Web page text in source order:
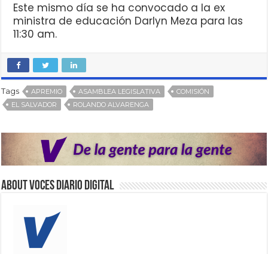
Este mismo día se ha convocado a la ex
ministra de educación Darlyn Meza para las
11:30 am.
Tags APREMIO ASAMBLEA LEGISLATIVA
COMISIÓN
EL SALVADOR
ROLANDO ALVARENGA
About VOCES Diario digital